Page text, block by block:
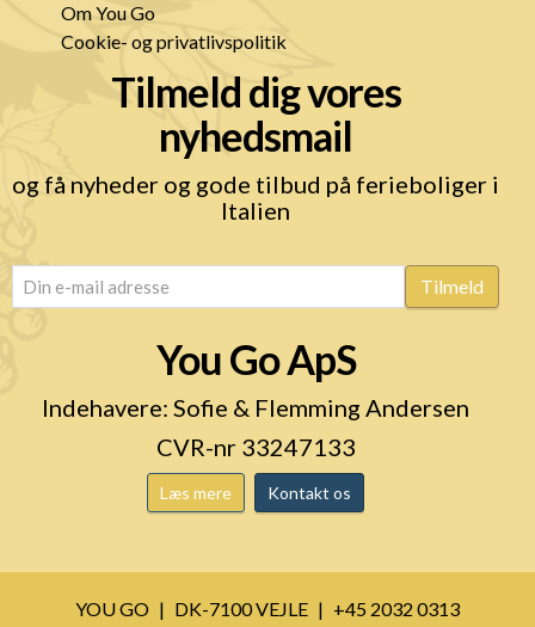
Om You Go
Cookie- og privatlivspolitik
Tilmeld dig vores
nyhedsmail
og få nyheder og gode tilbud på ferieboliger i
Italien
email (Påkrævet) Tilmeld
You Go ApS
Indehavere: Sofie & Flemming Andersen
CVR-nr 33247133
Læs mere Kontakt os
YOU GO DK-7100 VEJLE
+45 2032 0313